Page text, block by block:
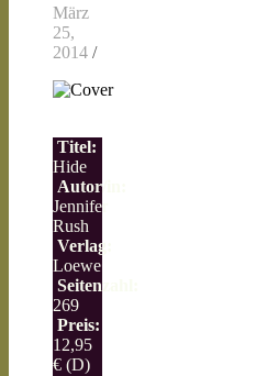
März
25,
2014 /
Titel:
Hide
Autor/in:
Jennifer
Rush
Verlag:
Loewe
Seitenzahl:
269
Preis:
12,95
€ (D)